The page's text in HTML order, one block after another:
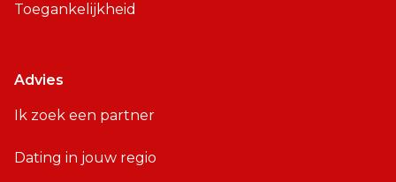
Toegankelijkheid
Advies
Ik zoek een partner
Dating in jouw regio